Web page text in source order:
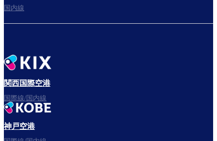
搭乗ゲートへ
フライトをお楽しみください。
国内線
関西国際空港
国際線/国内線
神戸空港